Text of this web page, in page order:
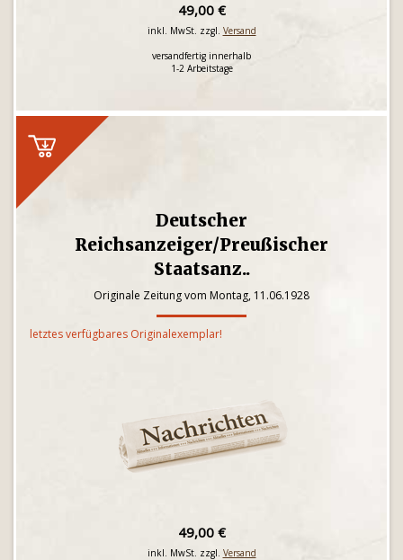
49,00 €
inkl. MwSt. zzgl. Versand
versandfertig innerhalb
1-2 Arbeitstage
Deutscher
Reichsanzeiger/Preußischer
Staatsanz..
Originale Zeitung vom Montag, 11.06.1928
letztes verfügbares Originalexemplar!
49,00 €
inkl. MwSt. zzgl. Versand